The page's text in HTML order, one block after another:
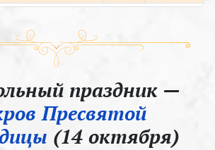
праздник —
Пресвятой
(14 октября)